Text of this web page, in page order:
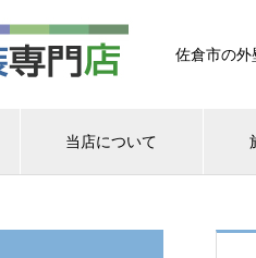
佐倉市の
当店について